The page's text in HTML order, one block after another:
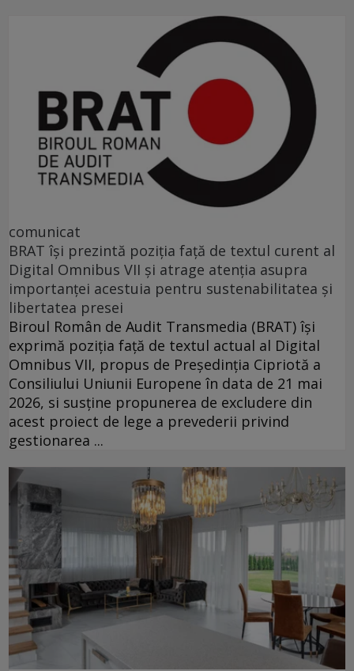
comunicat
BRAT își prezintă poziția față de textul curent al
Digital Omnibus VII și atrage atenția asupra
importanței acestuia pentru sustenabilitatea și
libertatea presei
Biroul Român de Audit Transmedia (BRAT) își
exprimă poziția față de textul actual al Digital
Omnibus VII, propus de Președinția Cipriotă a
Consiliului Uniunii Europene în data de 21 mai
2026, si susține propunerea de excludere din
acest proiect de lege a prevederii privind
gestionarea ...